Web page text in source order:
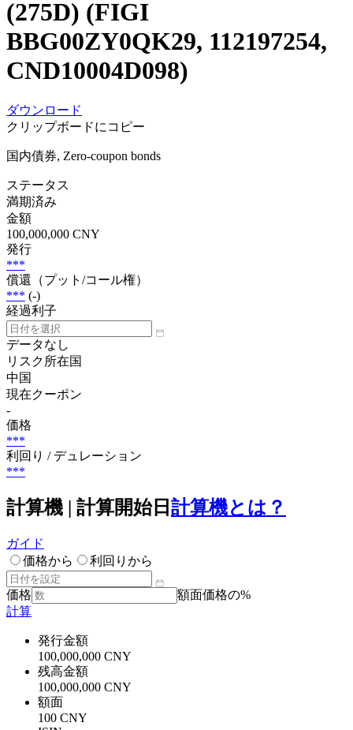
(275D) (FIGI
BBG00ZY0QK29, 112197254,
CND10004D098)
ダウンロード
クリップボードにコピー
国内債券, Zero-coupon bonds
ステータス
満期済み
金額
100,000,000 CNY
発行
***
償還（プット/コール権）
*** (-)
経過利子
データなし
リスク所在国
中国
現在クーポン
-
価格
***
利回り / デュレーション
***
計算機 | 計算開始日 計算機とは？
ガイド
価格から
利回りから
価格
額面価格の%
計算
発行金額
100,000,000 CNY
残高金額
100,000,000 CNY
額面
100 CNY